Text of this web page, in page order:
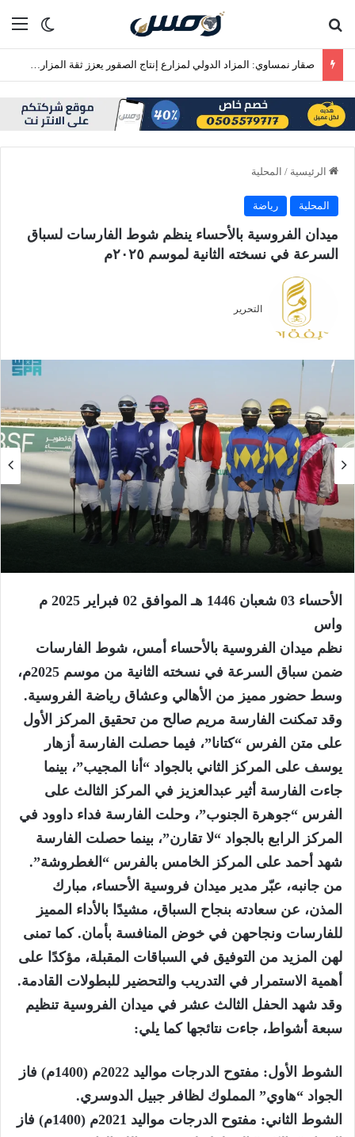
الوضع
الرئيسية / المحلية
المحلية رياضة
ميدان الفروسية بالأحساء ينظم شوط الفارسات لسباق
السرعة في نسخته الثانية لموسم ٢٠٢٥م
التحرير
الأحساء 03 شعبان 1446 هـ الموافق 02 فبراير 2025 م
واس
نظم ميدان الفروسية بالأحساء أمس، شوط الفارسات
ضمن سباق السرعة في نسخته الثانية من موسم 2025م،
وسط حضور مميز من الأهالي وعشاق رياضة الفروسية.
وقد تمكنت الفارسة مريم صالح من تحقيق المركز الأول
على متن الفرس “كتانا”، فيما حصلت الفارسة أزهار
يوسف على المركز الثاني بالجواد “أنا المجيب”، بينما
جاءت الفارسة أثير عبدالعزيز في المركز الثالث على
الفرس “جوهرة الجنوب”، وحلت الفارسة فداء داوود في
المركز الرابع بالجواد “لا تقارن”، بينما حصلت الفارسة
شهد أحمد على المركز الخامس بالفرس “الغطروشة”.
من جانبه، عبّر مدير ميدان فروسية الأحساء، مبارك
المذن، عن سعادته بنجاح السباق، مشيدًا بالأداء المميز
للفارسات ونجاحهن في خوض المنافسة بأمان. كما تمنى
لهن المزيد من التوفيق في السباقات المقبلة، مؤكدًا على
أهمية الاستمرار في التدريب والتحضير للبطولات القادمة.
وقد شهد الحفل الثالث عشر في ميدان الفروسية تنظيم
سبعة أشواط، جاءت نتائجها كما يلي:
الشوط الأول: مفتوح الدرجات مواليد 2022م (1400م) فاز
الجواد “هاوي” المملوك لظافر جبيل الدوسري.
الشوط الثاني: مفتوح الدرجات مواليد 2021م (1400م) فاز